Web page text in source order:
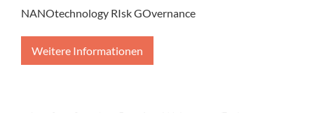
NANOtechnology RIsk GOvernance
Weitere Informationen